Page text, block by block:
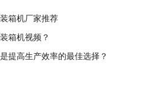
箱机厂家推荐
箱机视频？
提高生产效率的最佳选择？